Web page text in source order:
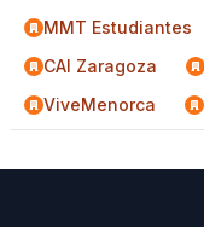
MMT Estudiantes
CAI Zaragoza
ViveMenorca